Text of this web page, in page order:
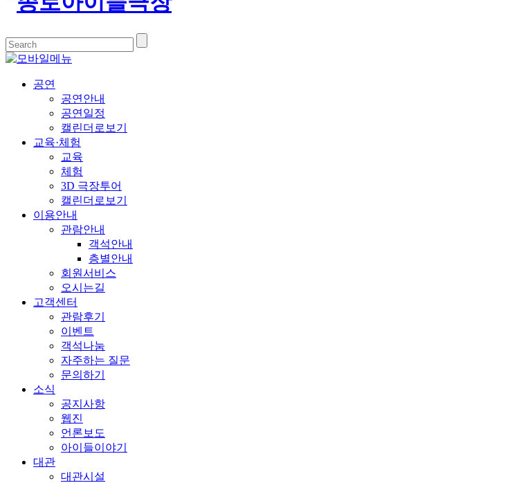
공연
공연안내
공연일정
캘린더로보기
교육·체험
교육
체험
3D 극장투어
캘린더로보기
이용안내
관람안내
객석안내
층별안내
회원서비스
오시는길
고객센터
관람후기
이벤트
객석나눔
자주하는 질문
문의하기
소식
공지사항
웹진
언론보도
아이들이야기
대관
대관시설